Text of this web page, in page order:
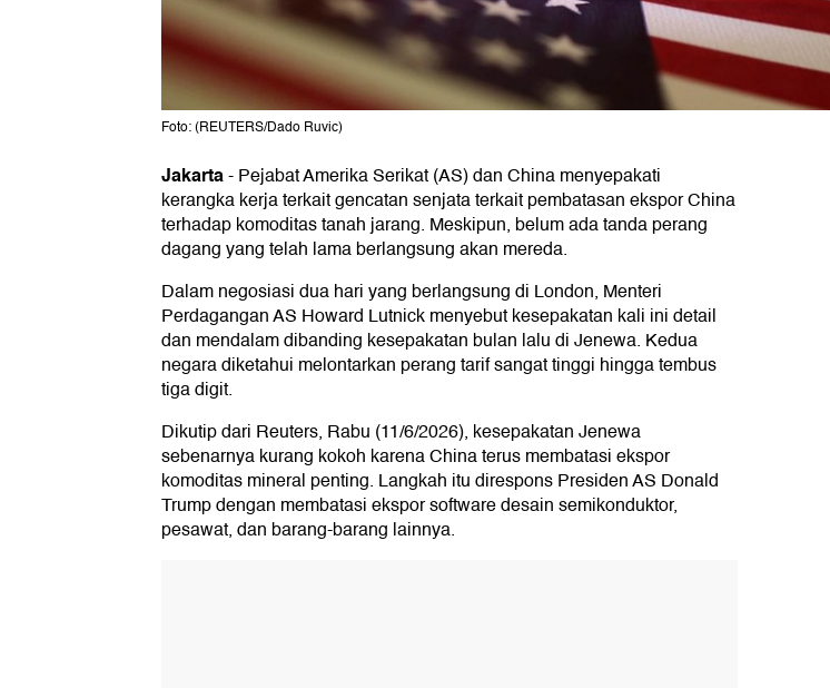
Foto: (REUTERS/Dado Ruvic)
Jakarta-Pejabat Amerika Serikat (AS) dan China menyepakati
kerangka kerja terkait gencatan senjata terkait pembatasan ekspor China
terhadap komoditas tanah jarang. Meskipun, belum ada tanda perang
dagang yang telah lama berlangsung akan mereda.
Dalam negosiasi dua hari yang berlangsung di London, Menteri
Perdagangan AS Howard Lutnick menyebut kesepakatan kali ini detail
dan mendalam dibanding kesepakatan bulan lalu di Jenewa. Kedua
negara diketahui melontarkan perang tarif sangat tinggi hingga tembus
tiga digit.
Dikutip dari Reuters, Rabu (11/6/2026), kesepakatan Jenewa
sebenarnya kurang kokoh karena China terus membatasi ekspor
komoditas mineral penting. Langkah itu direspons Presiden AS Donald
Trump dengan membatasi ekspor software desain semikonduktor,
pesawat, dan barang-barang lainnya.